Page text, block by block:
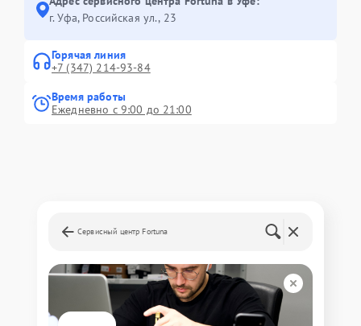
г. Уфа, Российская ул., 23
Горячая линия
+7 (347) 214-93-84
Время работы
Ежедневно с 9:00 до 21:00
Сервисный центр Fortuna